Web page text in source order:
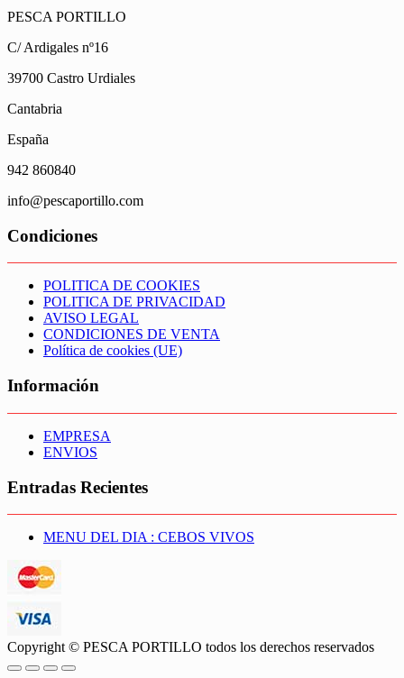
PESCA PORTILLO
C/ Ardigales nº16
39700 Castro Urdiales
Cantabria
España
942 860840
info@pescaportillo.com
Condiciones
POLITICA DE COOKIES
POLITICA DE PRIVACIDAD
AVISO LEGAL
CONDICIONES DE VENTA
Política de cookies (UE)
Información
EMPRESA
ENVIOS
Entradas Recientes
MENU DEL DIA : CEBOS VIVOS
Copyright © PESCA PORTILLO todos los derechos reservados